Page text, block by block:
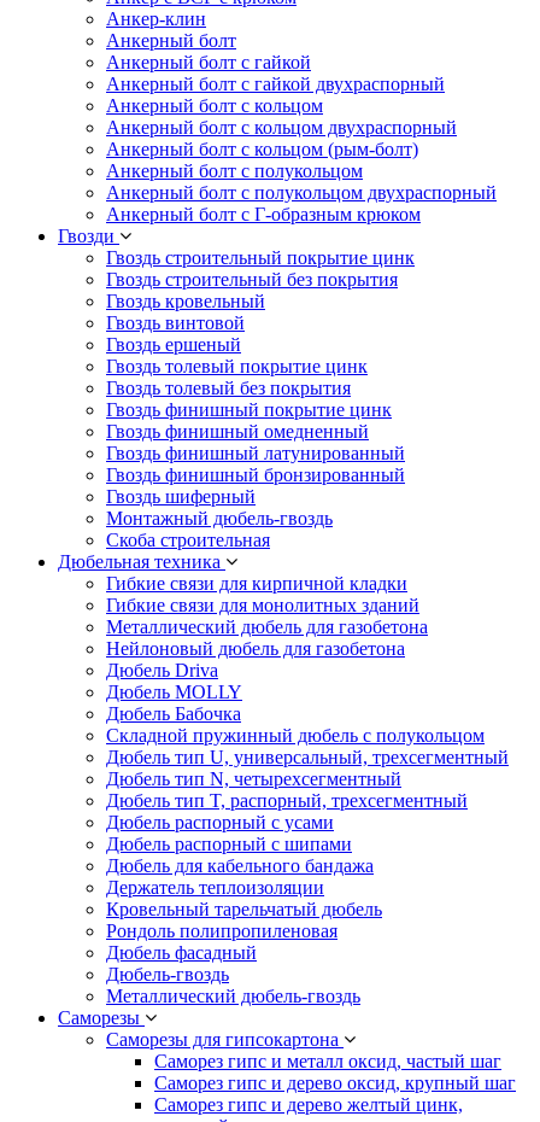
Анкер-клин
Анкерный болт
Анкерный болт с гайкой
Анкерный болт с гайкой двухраспорный
Анкерный болт с кольцом
Анкерный болт с кольцом двухраспорный
Анкерный болт с кольцом (рым-болт)
Анкерный болт с полукольцом
Анкерный болт с полукольцом двухраспорный
Анкерный болт с Г-образным крюком
Гвозди
Гвоздь строительный покрытие цинк
Гвоздь строительный без покрытия
Гвоздь кровельный
Гвоздь винтовой
Гвоздь ершеный
Гвоздь толевый покрытие цинк
Гвоздь толевый без покрытия
Гвоздь финишный покрытие цинк
Гвоздь финишный омедненный
Гвоздь финишный латунированный
Гвоздь финишный бронзированный
Гвоздь шиферный
Монтажный дюбель-гвоздь
Скоба строительная
Дюбельная техника
Гибкие связи для кирпичной кладки
Гибкие связи для монолитных зданий
Металлический дюбель для газобетона
Нейлоновый дюбель для газобетона
Дюбель Driva
Дюбель MOLLY
Дюбель Бабочка
Складной пружинный дюбель с полукольцом
Дюбель тип U, универсальный, трехсегментный
Дюбель тип N, четырехсегментный
Дюбель тип T, распорный, трехсегментный
Дюбель распорный с усами
Дюбель распорный с шипами
Дюбель для кабельного бандажа
Держатель теплоизоляции
Кровельный тарельчатый дюбель
Рондоль полипропиленовая
Дюбель фасадный
Дюбель-гвоздь
Металлический дюбель-гвоздь
Саморезы
Саморезы для гипсокартона
Саморез гипс и металл оксид, частый шаг
Саморез гипс и дерево оксид, крупный шаг
Саморез гипс и дерево желтый цинк,